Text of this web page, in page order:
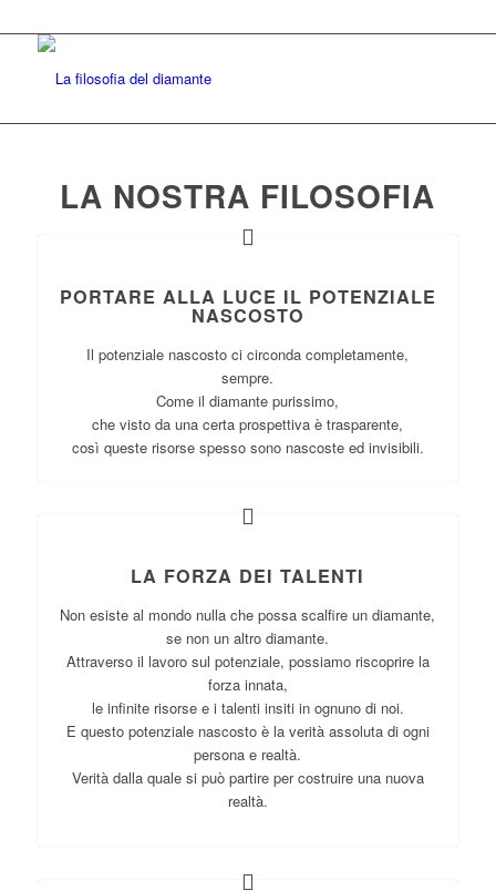
LA NOSTRA FILOSOFIA
PORTARE ALLA LUCE IL POTENZIALE
NASCOSTO
Il potenziale nascosto ci circonda completamente,
sempre.
Come il diamante purissimo,
che visto da una certa prospettiva è trasparente,
così queste risorse spesso sono nascoste ed invisibili.
LA FORZA DEI TALENTI
Non esiste al mondo nulla che possa scalfire un diamante,
se non un altro diamante.
Attraverso il lavoro sul potenziale, possiamo riscoprire la
forza innata,
le infinite risorse e i talenti insiti in ognuno di noi.
E questo potenziale nascosto è la verità assoluta di ogni
persona e realtà.
Verità dalla quale si può partire per costruire una nuova
realtà.